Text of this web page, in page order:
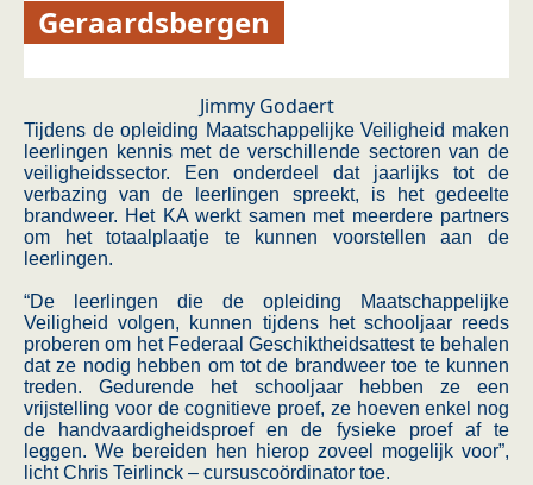
Geraardsbergen
Jimmy Godaert
Tijdens de opleiding Maatschappelijke Veiligheid maken
leerlingen kennis met de verschillende sectoren van de
veiligheidssector. Een onderdeel dat jaarlijks tot de
verbazing van de leerlingen spreekt, is het gedeelte
brandweer. Het KA werkt samen met meerdere partners
om het totaalplaatje te kunnen voorstellen aan de
leerlingen.
“De leerlingen die de opleiding Maatschappelijke
Veiligheid volgen, kunnen tijdens het schooljaar reeds
proberen om het Federaal Geschiktheidsattest te behalen
dat ze nodig hebben om tot de brandweer toe te kunnen
treden. Gedurende het schooljaar hebben ze een
vrijstelling voor de cognitieve proef, ze hoeven enkel nog
de handvaardigheidsproef en de fysieke proef af te
leggen. We bereiden hen hierop zoveel mogelijk voor”,
licht Chris Teirlinck – cursuscoördinator toe.